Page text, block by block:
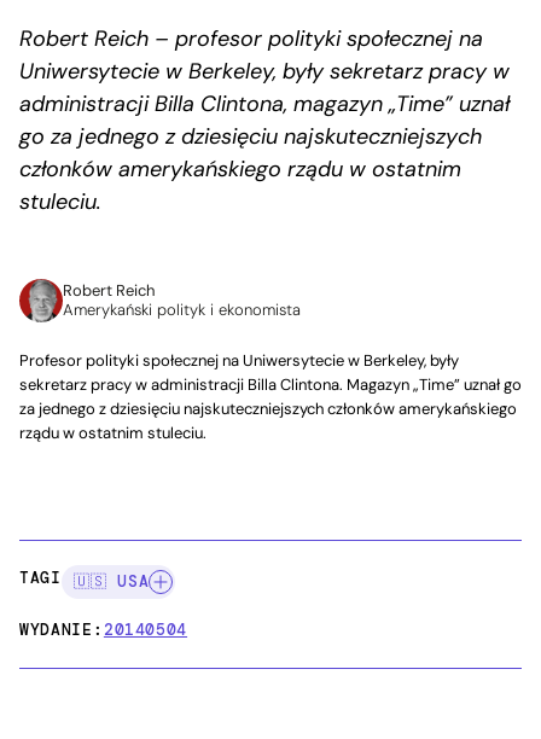
Robert Reich – profesor polityki społecznej na
Uniwersytecie w Berkeley, były sekretarz pracy w
administracji Billa Clintona, magazyn „Time” uznał
go za jednego z dziesięciu najskuteczniejszych
członków amerykańskiego rządu w ostatnim
stuleciu.
Robert Reich
Amerykański polityk i ekonomista
Profesor polityki społecznej na Uniwersytecie w Berkeley, były
sekretarz pracy w administracji Billa Clintona. Magazyn „Time” uznał go
za jednego z dziesięciu najskuteczniejszych członków amerykańskiego
rządu w ostatnim stuleciu.
TAGI: 🇺🇸 USA
WYDANIE:20140504